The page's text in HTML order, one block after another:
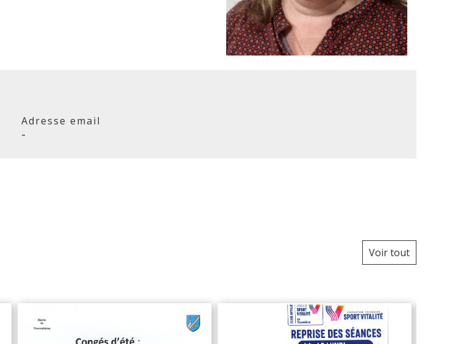
Adresse email
-
Voir tout